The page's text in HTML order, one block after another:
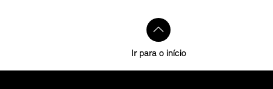
Ir para o início